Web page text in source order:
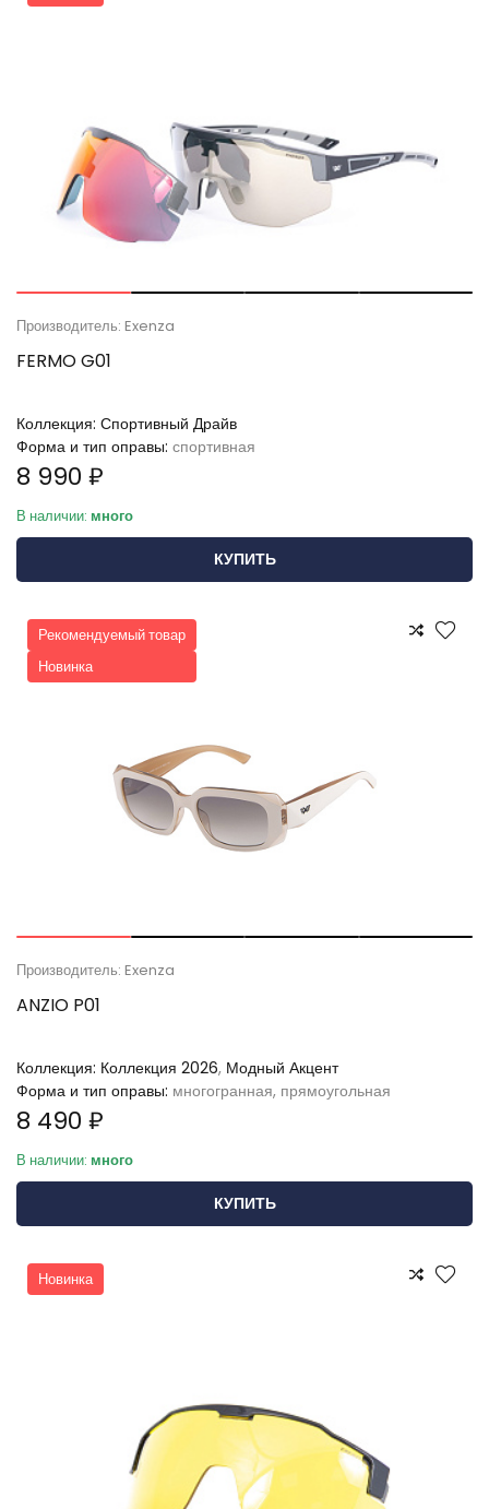
Производитель: Exenza
FERMO G01
Коллекция: Спортивный Драйв
Форма и тип оправы: спортивная
8 990 ₽
В наличии: много
КУПИТЬ
Рекомендуемый товар
Новинка
Производитель: Exenza
ANZIO P01
Коллекция: Коллекция 2026, Модный Акцент
Форма и тип оправы: многогранная, прямоугольная
8 490 ₽
В наличии: много
КУПИТЬ
Новинка